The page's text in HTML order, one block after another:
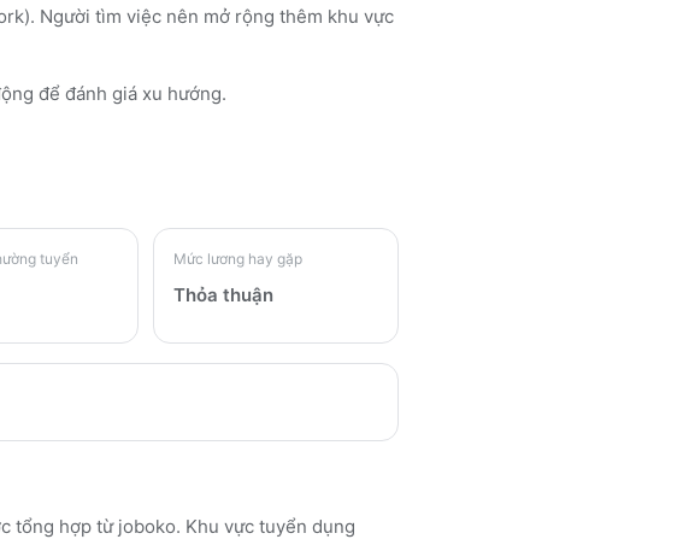
Người tìm việc nên mở rộng thêm khu vực
để đánh giá xu hướng.
tuyển Mức lương hay gặp
Thỏa thuận
tổng hợp từ joboko. Khu vực tuyển dụng